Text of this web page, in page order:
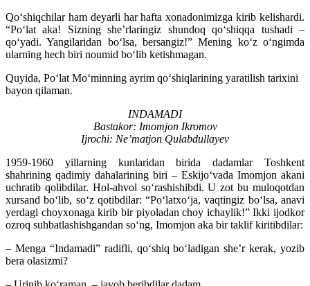
Qo‘shiqchilar ham deyarli har hafta xonadonimizga kirib kelishardi.
“Po‘lat aka! Sizning she’rlaringiz shundoq qo‘shiqqa tushadi –
qo‘yadi. Yangilaridan bo‘lsa, bersangiz!” Mening ko‘z o‘ngimda
ularning hech biri noumid bo‘lib ketishmagan.
Quyida, Po‘lat Mo‘minning ayrim qo‘shiqlarining yaratilish tarixini
bayon qilaman.
INDAMADI
Bastakor: Imomjon Ikromov
Ijrochi: Ne’matjon Qulabdullayev
1959-1960 yillarning kunlaridan birida dadamlar Toshkent
shahrining qadimiy dahalarining biri – Eskijo‘vada Imomjon akani
uchratib qolibdilar. Hol-ahvol so‘rashishibdi. U zot bu muloqotdan
xursand bo‘lib, so‘z qotibdilar: “Po‘latxo‘ja, vaqtingiz bo‘lsa, anavi
yerdagi choyxonaga kirib bir piyoladan choy ichaylik!” Ikki ijodkor
ozroq suhbatlashishgandan so‘ng, Imomjon aka bir taklif kiritibdilar:
– Menga “Indamadi” radifli, qo‘shiq bo‘ladigan she’r kerak, yozib
bera olasizmi?